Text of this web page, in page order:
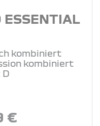
ESSENTIAL
kombiniert
kombiniert
D
€